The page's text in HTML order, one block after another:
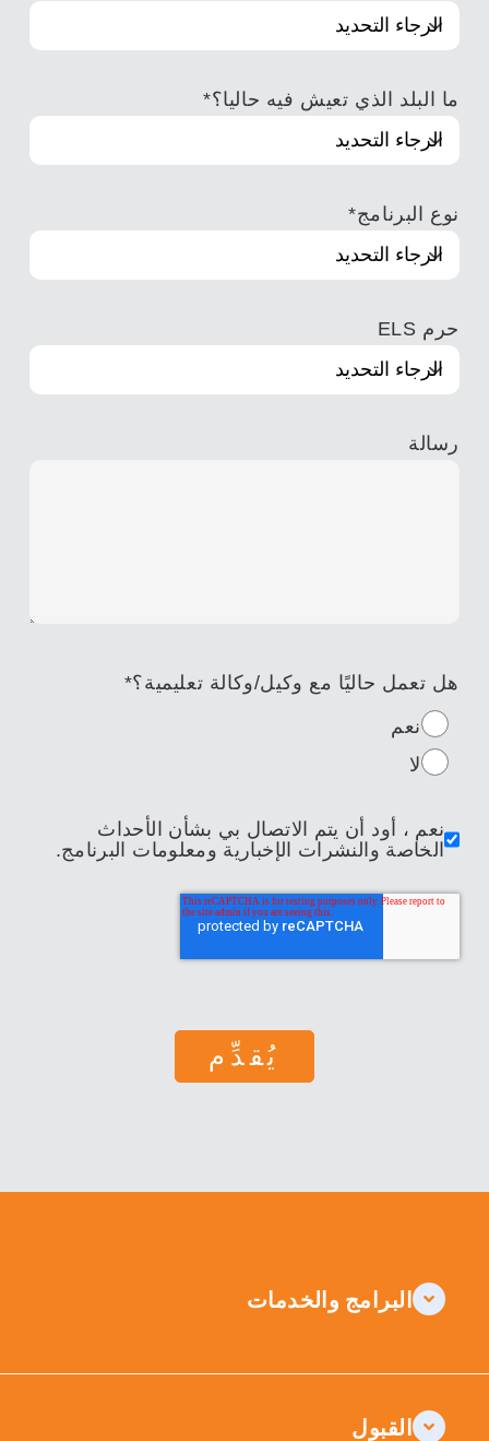
ما البلد الذي تعيش فيه حاليا؟*
نوع البرنامج*
حرم ELS
رسالة
هل تعمل حاليًا مع وكيل/وكالة تعليمية؟*
نعم
لا
نعم ، أود أن يتم الاتصال بي بشأن الأحداث
الخاصة والنشرات الإخبارية ومعلومات البرنامج.
البرامج والخدمات
القبول